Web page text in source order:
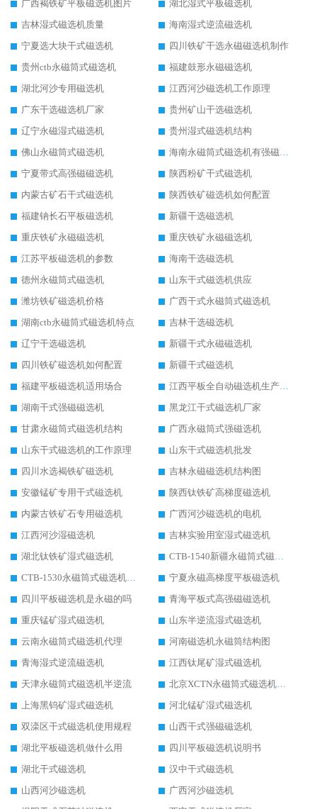
广西褐铁矿平板磁选机图片
湖北湿式平板磁选机
吉林湿式磁选机质量
海南湿式逆流磁选机
宁夏选大块干式磁选机
四川铁矿干选永磁磁选机制作
贵州ctb永磁筒式磁选机
福建鼓形永磁磁选机
湖北河沙专用磁选机
江西河沙磁选机工作原理
广东干选磁选机厂家
贵州矿山干选磁选机
辽宁永磁湿式磁选机
贵州湿式磁选机结构
佛山永磁筒式磁选机
海南永磁筒式磁选机有强磁的吗
宁夏带式高强磁磁选机
陕西粉矿干式磁选机
内蒙古矿石干式磁选机
陕西铁矿磁选机如何配置
福建钠长石平板磁选机
新疆干选磁选机
重庆铁矿永磁磁选机
重庆铁矿永磁磁选机
江苏平板磁选机的参数
海南干选磁选机
德州永磁筒式磁选机
山东干式磁选机供应
潍坊铁矿磁选机价格
广西干式永磁筒式磁选机
湖南ctb永磁筒式磁选机特点
吉林干选磁选机
辽宁干选磁选机
新疆干式永磁磁选机
四川铁矿磁选机如何配置
新疆干式磁选机
福建平板磁选机适用场合
江西平板全自动磁选机生产厂家
湖南干式强磁磁选机
黑龙江干式磁选机厂家
甘肃永磁筒式磁选机结构
广西永磁筒式强磁选机
山东干式磁选机的工作原理
山东干式磁选机批发
四川水选褐铁矿磁选机
吉林永磁磁选机结构图
安徽锰矿专用干式磁选机
陕西钛铁矿高梯度磁选机
内蒙古铁矿石专用磁选机
广西河沙磁选机的电机
江西河沙湿磁选机
吉林实验用室湿式磁选机
湖北钛铁矿湿式磁选机
CTB-1540新疆永磁筒式磁选机
CTB-1530永磁筒式磁选机代理商
宁夏永磁高梯度平板磁选机
四川平板磁选机是永磁的吗
青海平板式高强磁磁选机
重庆锰矿湿式磁选机
山东半逆流湿式磁选机
云南永磁筒式磁选机代理
河南磁选机永磁筒结构图
青海湿式逆流磁选机
江西钛尾矿湿式磁选机
天津永磁筒式磁选机半逆流
北京XCTN永磁筒式磁选机磁块位置
上海黑钨矿湿式磁选机
河北锰矿湿式磁选机
双滦区干式磁选机使用规程
山西干式强磁磁选机
湖北平板磁选机做什么用
四川平板磁选机说明书
湖北干式磁选机
汉中干式磁选机
山西河沙磁选机
广西河沙磁选机